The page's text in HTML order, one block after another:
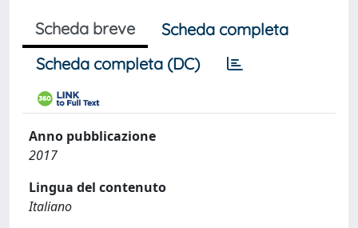
Scheda breve
Scheda completa
Scheda completa (DC)
Anno pubblicazione
2017
Lingua del contenuto
Italiano